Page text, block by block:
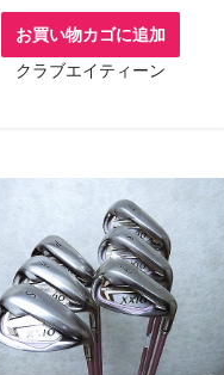
お買い物カゴに追加
クラブエイティーン